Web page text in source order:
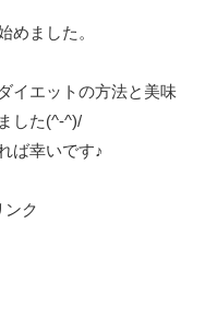
めました。
イエットの方法と美味
した(^-^)/
ば幸いです♪
ンク